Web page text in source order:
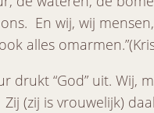
En wij, wij
alles
drukt “God” uit. Wij,
(zij is vrouwelijk)